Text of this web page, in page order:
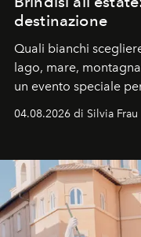
destinazione
Quali bianchi
lago, mare,
un evento speciale
04.08.2026 di Silvia Frau